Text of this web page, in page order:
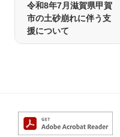
令和8年7月滋賀県甲賀
市の土砂崩れに伴う支
援について